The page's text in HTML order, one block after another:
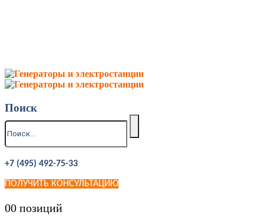
Поиск
+7 (495) 492-75-33
ПОЛУЧИТЬ КОНСУЛЬТАЦИЮ
00 позиций